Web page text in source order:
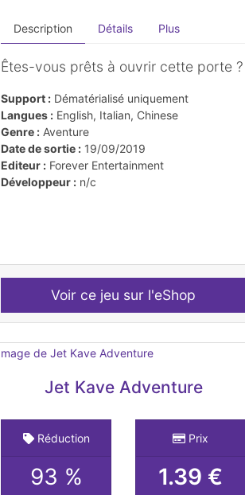
Description Détails Plus
Êtes-vous prêts à ouvrir cette porte ?
Support : Dématérialisé uniquement
Langues : English, Italian, Chinese
Genre : Aventure
Date de sortie : 19/09/2019
Editeur : Forever Entertainment
Développeur : n/c
Voir ce jeu sur l'eShop
Jet Kave Adventure
Réduction
93 %
Prix
1.39 €